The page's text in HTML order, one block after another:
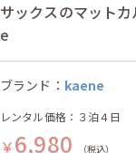
サックスのマット
e
ブランド： kaene
レンタル価格：３泊４日
￥6,980 （税込）